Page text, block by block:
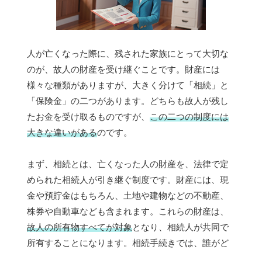
人が亡くなった際に、残された家族にとって大切な
のが、故人の財産を受け継ぐことです。財産には
様々な種類がありますが、大きく分けて「相続」と
「保険金」の二つがあります。どちらも故人が残し
たお金を受け取るものですが、 この二つの制度には
大きな違いがあるのです。
まず、相続とは、亡くなった人の財産を、法律で定
められた相続人が引き継ぐ制度です。財産には、現
金や預貯金はもちろん、土地や建物などの不動産、
株券や自動車なども含まれます。これらの財産は、
故人の所有物すべてが対象となり、相続人が共同で
所有することになります。相続手続きでは、誰がど